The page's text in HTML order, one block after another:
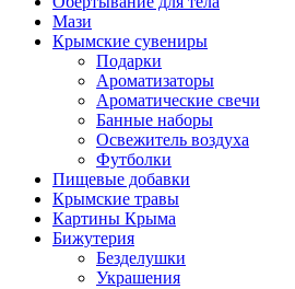
Мази
Крымские сувениры
Подарки
Ароматизаторы
Ароматические свечи
Банные наборы
Освежитель воздуха
Футболки
Пищевые добавки
Крымские травы
Картины Крыма
Бижутерия
Безделушки
Украшения